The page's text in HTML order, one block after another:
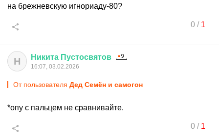
на брежневскую игнориаду-80?
0/ 1
Н Никита Пустосвятов
16:07, 03.02.2026
От пользователя Дед Семён и самогон
*опу с пальцем не сравнивайте.
0/ 1